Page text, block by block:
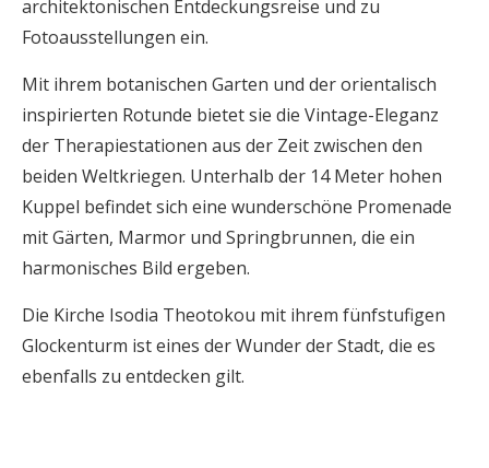
architektonischen Entdeckungsreise und zu
Fotoausstellungen ein.
Mit ihrem botanischen Garten und der orientalisch
inspirierten Rotunde bietet sie die Vintage-Eleganz
der Therapiestationen aus der Zeit zwischen den
beiden Weltkriegen. Unterhalb der 14 Meter hohen
Kuppel befindet sich eine wunderschöne Promenade
mit Gärten, Marmor und Springbrunnen, die ein
harmonisches Bild ergeben.
Die Kirche Isodia Theotokou mit ihrem fünfstufigen
Glockenturm ist eines der Wunder der Stadt, die es
ebenfalls zu entdecken gilt.